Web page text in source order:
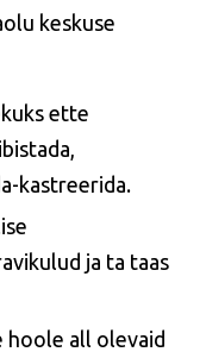
keskuse
ette
kastreerida.
ja ta taas
hoole all olevaid